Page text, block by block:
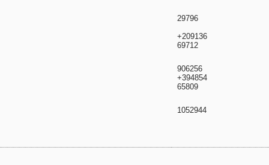
29796
+209136
69712
906256
+394854
65809
1052944